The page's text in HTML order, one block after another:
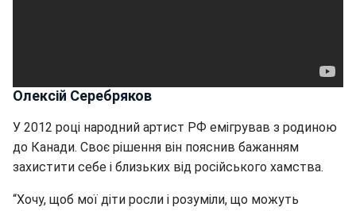
Олексій Серебряков
У 2012 році народний артист РФ емігрував з родиною
до Канади. Своє рішення він пояснив бажанням
захистити себе і близьких від російського хамства.
“Хочу, щоб мої діти росли і розуміли, що можуть